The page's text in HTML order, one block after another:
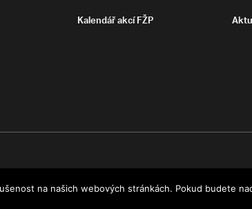
Kalendář akcí FŽP
na našich webových stránkách. Pokud budete